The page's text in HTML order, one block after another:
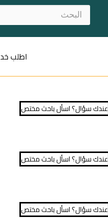
اطلب
عندك سؤال؟ اسأل باحث مختص
عندك سؤال؟ اسأل باحث مختص
عندك سؤال؟ اسأل باحث مختص